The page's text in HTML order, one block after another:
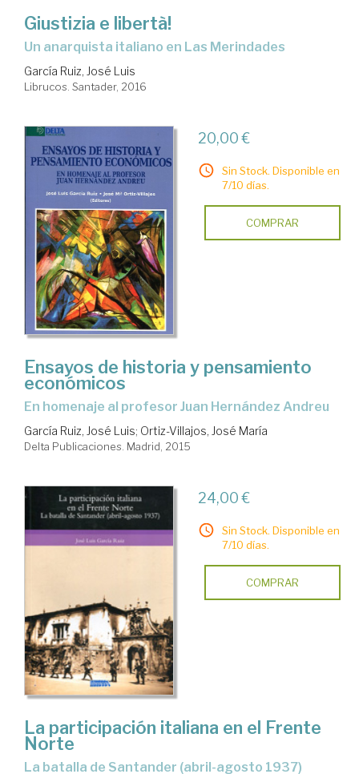
Giustizia e libertà!
un anarquista italiano en Las Merindades
García Ruiz, José Luis
Librucos. Santader, 2016
20,00 €
Sin Stock. Disponible en
7/10 días.
COMPRAR
Ensayos de historia y pensamiento
económicos
en homenaje al profesor Juan Hernández Andreu
García Ruiz, José Luis; Ortiz-Villajos, José María
Delta Publicaciones. Madrid, 2015
24,00 €
Sin Stock. Disponible en
7/10 días.
COMPRAR
La participación italiana en el Frente
Norte
la batalla de Santander (abril-agosto 1937)